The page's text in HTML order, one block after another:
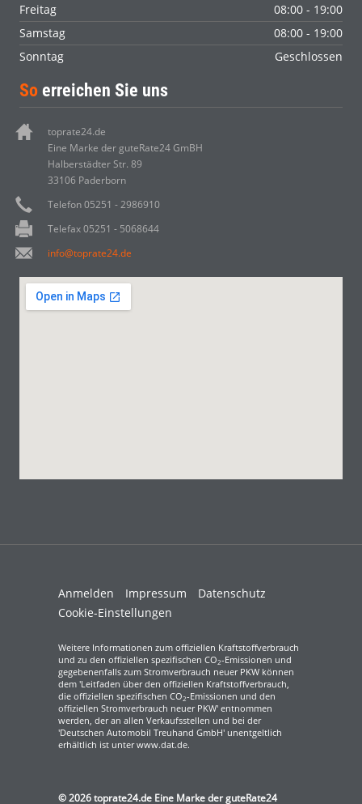
Freitag
08:00 - 19:00
Samstag
08:00 - 19:00
Sonntag
Geschlossen
So erreichen Sie uns
toprate24.de
Eine Marke der guteRate24 GmBH
Halberstädter Str. 89
33106 Paderborn
Telefon 05251 - 2986910
Telefax 05251 - 5068644
info@toprate24.de
Anmelden Impressum
Datenschutz
Cookie-Einstellungen
Weitere Informationen zum offiziellen Kraftstoffverbrauch
und zu den offiziellen spezifischen CO2-Emissionen und
gegebenenfalls zum Stromverbrauch neuer PKW können
dem 'Leitfaden über den offiziellen Kraftstoffverbrauch,
die offiziellen spezifischen CO2-Emissionen und den
offiziellen Stromverbrauch neuer PKW' entnommen
werden, der an allen Verkaufsstellen und bei der
'Deutschen Automobil Treuhand GmbH' unentgeltlich
erhältlich ist unter www.dat.de.
© 2026toprate24.de Eine Marke der guteRate24